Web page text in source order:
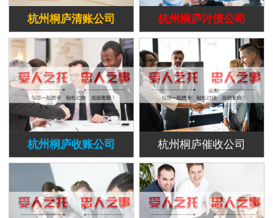
杭州桐庐清账公司 杭州桐庐讨债公司
杭州桐庐收账公司 杭州桐庐催收公司